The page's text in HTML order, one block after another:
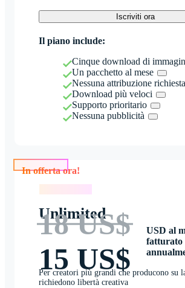
Iscriviti ora
Il piano include:
Cinque download di
Un pacchetto al mese
Nessuna attribuzione richiesta
Download più veloci
Supporto prioritario
Nessuna pubblicità
Unlimited
18 US$
15 US$
USD al
fatturato
Per creatori più grandi che producono su
richiedono libertà creativa